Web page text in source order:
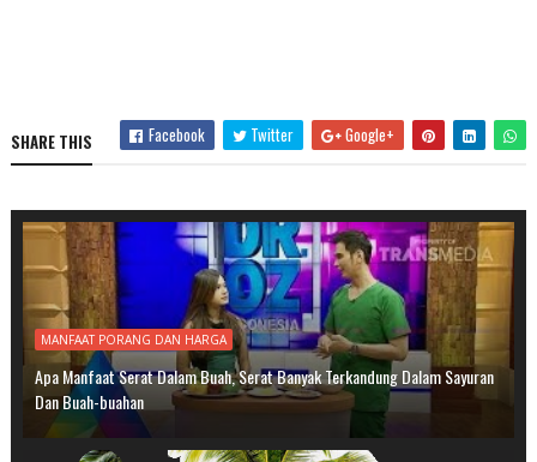
SHARE THIS Facebook Twitter Google+
MANFAAT PORANG DAN HARGA
Apa Manfaat Serat Dalam Buah, Serat Banyak Terkandung Dalam Sayuran
Dan Buah-buahan